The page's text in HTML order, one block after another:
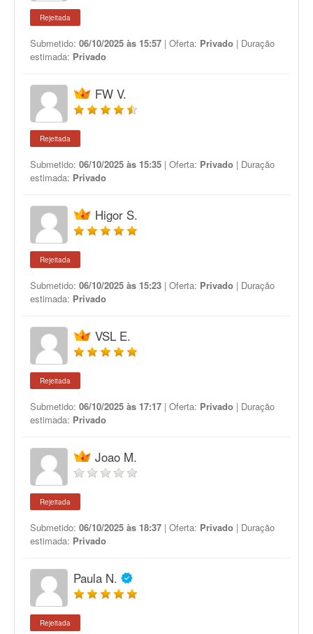
Rejeitada
Submetido: 06/10/2025 às 15:57 | Oferta: Privado | Duração
estimada: Privado
FW V.
Rejeitada
Submetido: 06/10/2025 às 15:35 | Oferta: Privado | Duração
estimada: Privado
Higor S.
Rejeitada
Submetido: 06/10/2025 às 15:23 | Oferta: Privado | Duração
estimada: Privado
VSL E.
Rejeitada
Submetido: 06/10/2025 às 17:17 | Oferta: Privado | Duração
estimada: Privado
Joao M.
Rejeitada
Submetido: 06/10/2025 às 18:37 | Oferta: Privado | Duração
estimada: Privado
Paula N.
Rejeitada